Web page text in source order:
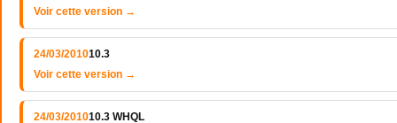
Voir cette version →
24/03/201010.3
Voir cette version →
24/03/201010.3 WHQL